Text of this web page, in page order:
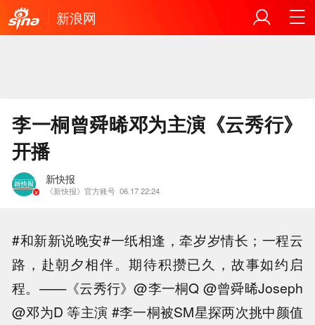
新浪网
李一桐曾舜晞邓为主演《云秀行》
开播
新快报
《新快报》官方账号 06.17 22:24
#和新新说晚安#一纸相逢，牵岁岁情长；一程云
路，赴朝夕相伴。期待积攒已久，故事如约启
程。——《云秀行》@李一桐Q @曾舜晞Joseph
@邓为D 等主演 #李一桐被SM星探两次挑中颜值